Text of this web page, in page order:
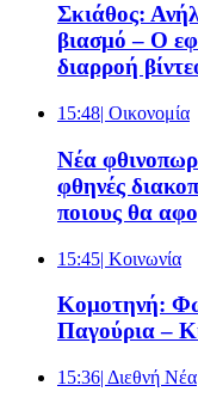
Σκιάθος:
βιασμό – Ο
διαρροή
15:48| Oικονομία
Νέα
φθηνές
ποιους θα
15:45| Κοινωνία
Κομοτηνή:
Παγούρια –
15:36| Διεθνή Νέα